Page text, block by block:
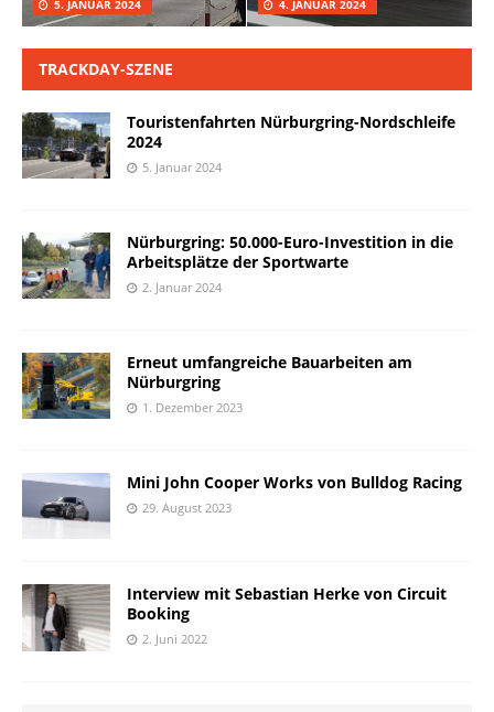
5. JANUAR 2024 4. JANUAR 2024
TRACKDAY-SZENE
Touristenfahrten Nürburgring-Nordschleife
2024
5. Januar 2024
Nürburgring: 50.000-Euro-Investition in die
Arbeitsplätze der Sportwarte
2. Januar 2024
Erneut umfangreiche Bauarbeiten am
Nürburgring
1. Dezember 2023
Mini John Cooper Works von Bulldog Racing
29. August 2023
Interview mit Sebastian Herke von Circuit
Booking
2. Juni 2022